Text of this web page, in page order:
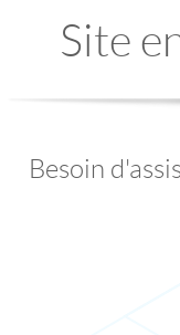
Site
Besoin